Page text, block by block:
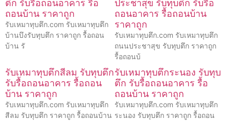
ตึก รับรื้อถอนอาคาร รื้อ
ถอนบ้าน ราคาถูก
รับเหมาทุบตึก.com รับเหมาทุบตึก
บ้านบึงรับทุบตึก ราคาถูก รื้อถอน
บ้าน รั
ประชาสุข รับทุบตึก รับรื้อ
ถอนอาคาร รื้อถอนบ้าน
ราคาถูก
รับเหมาทุบตึก.com รับเหมาทุบตึก
ถนนประชาสุข รับทุบตึก ราคาถูก
รื้อถอนบ้
รับเหมาทุบตึกสีลม รับทุบตึก
รับรื้อถอนอาคาร รื้อถอน
บ้าน ราคาถูก
รับเหมาทุบตึก.com รับเหมาทุบตึก
สีลม รับทุบตึก ราคาถูก รื้อถอนบ้าน
รับเหมาทุบตึกระนอง รับทุบ
ตึก รับรื้อถอนอาคาร รื้อ
ถอนบ้าน ราคาถูก
รับเหมาทุบตึก.com รับเหมาทุบตึก
ระนอง รับทุบตึก ราคาถูก รื้อถอน